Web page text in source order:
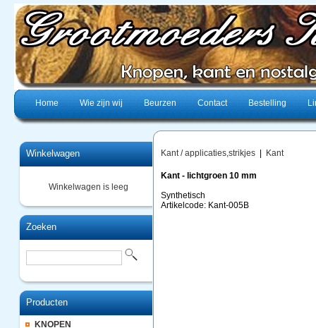
Home Wie zijn wij Beurzen Contact Bestelling
Winkelwagen
Winkelwagen is leeg
Zoeken
Producten
KNOPEN
Kant / applicaties,strikjes Kant
Kant - lichtgroen 10 mm
Synthetisch
Artikelcode: Kant-005B